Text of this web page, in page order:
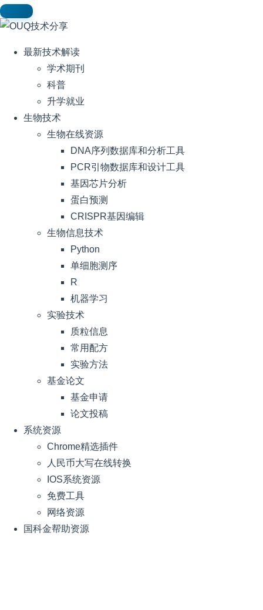
最新技术解读
学术期刊
科普
升学就业
生物技术
生物在线资源
DNA序列数据库和分析工具
PCR引物数据库和设计工具
基因芯片分析
蛋白预测
CRISPR基因编辑
生物信息技术
Python
单细胞测序
R
机器学习
实验技术
质粒信息
常用配方
实验方法
基金论文
基金申请
论文投稿
系统资源
Chrome精选插件
人民币大写在线转换
IOS系统资源
免费工具
网络资源
国科金帮助资源